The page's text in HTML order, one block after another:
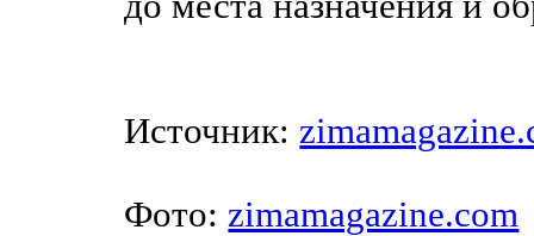
Источник:
Фото: zimamagazine.com